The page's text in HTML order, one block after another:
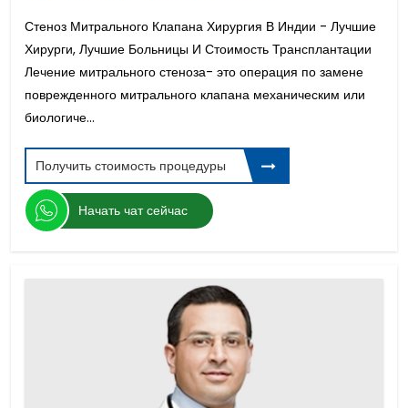
Рак Шейки Матки
Виниры Для Зубов
Замена шейного диска
ЭКО с донорской яйцеклеткой
Аортокоронарное Шунтирование
Замена Тазобедренного Сустава Стоимость
Операция Протезирование Полового Члена
Кибернож Операция
Дефект Межпредсердной Перегородки
Лечение непроходимости маточных труб в
Отбеливание зубов
Дисплазия тазобедренного сустава
Лазерная Коррекция Смайл
Шейная ламининопластика
Стеноз Митрального Клапана Хирургия В Индии - Лучшие
Хирурги, Лучшие Больницы И Стоимость Трансплантации
Лечение митрального стеноза- это операция по замене
поврежденного митрального клапана механическим или
биологиче...
Получить стоимость процедуры
Начать чат сейчас